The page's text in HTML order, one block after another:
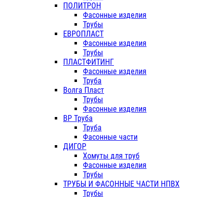
ПОЛИТРОН
Фасонные изделия
Трубы
ЕВРОПЛАСТ
Фасонные изделия
Трубы
ПЛАСТФИТИНГ
Фасонные изделия
Труба
Волга Пласт
Трубы
Фасонные изделия
ВР Труба
Труба
Фасонные части
ДИГОР
Хомуты для труб
Фасонные изделия
Трубы
ТРУБЫ И ФАСОННЫЕ ЧАСТИ НПВХ
Трубы